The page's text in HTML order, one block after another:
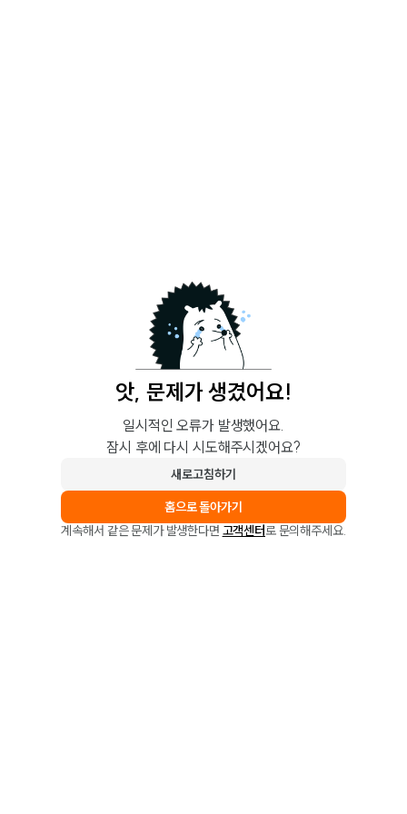
앗, 문제가 생겼어요!
일시적인 오류가 발생했어요.
잠시 후에 다시 시도해주시겠어요?
새로고침하기
홈으로 돌아가기
계속해서 같은 문제가 발생한다면 고객센터로 문의해주세요.